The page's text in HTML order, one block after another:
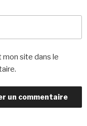
mon site dans le